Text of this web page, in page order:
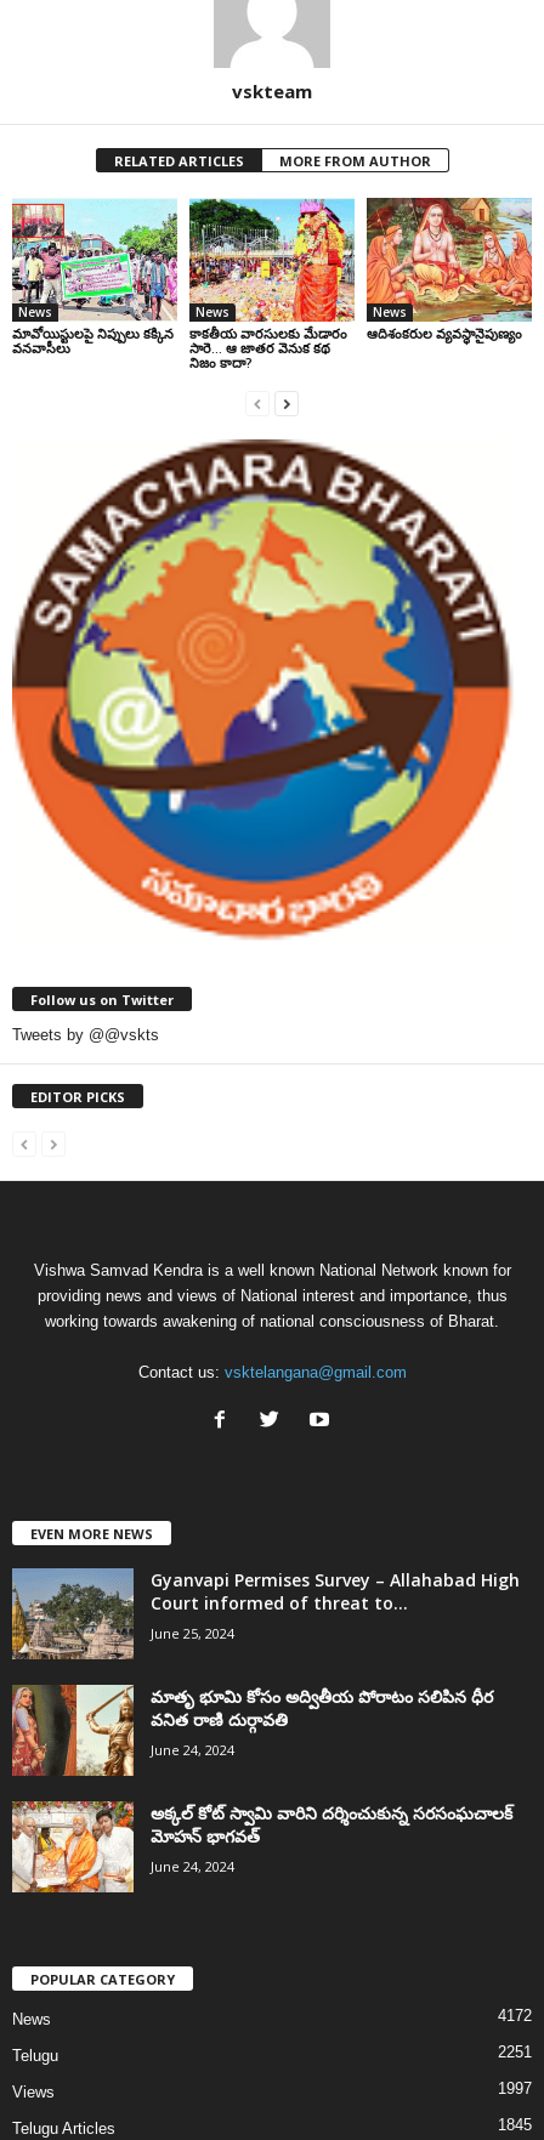
vskteam
RELATED ARTICLES MORE FROM AUTHOR
News
మావోయిస్టులపై నిప్పులు కక్కిన
వనవాసీలు
News
కాకతీయ వారసులకు మేడారం
సారె… ఆ జాతర వెనుక కథ
నిజం కాదా?
News
ఆదిశంకరుల వ్యవస్థానైపుణ్యం
Follow us on Twitter
Tweets by @@vskts
EDITOR PICKS
Vishwa Samvad Kendra is a well known National Network known for
providing news and views of National interest and importance, thus
working towards awakening of national consciousness of Bharat.
Contact us: vsktelangana@gmail.com
EVEN MORE NEWS
Gyanvapi Permises Survey – Allahabad High
Court informed of threat to...
June 25, 2024
మాతృ భూమి కోసం అద్వితీయ పోరాటం సలిపిన ధీర
వనిత రాణి దుర్గావతి
June 24, 2024
అక్కల్‌ కోట్‌ స్వామి వారిని దర్శించుకున్న సరసంఘచాలక్
మోహన్ భాగవత్
June 24, 2024
POPULAR CATEGORY
News 4172
Telugu 2251
Views 1997
Telugu Articles 1845